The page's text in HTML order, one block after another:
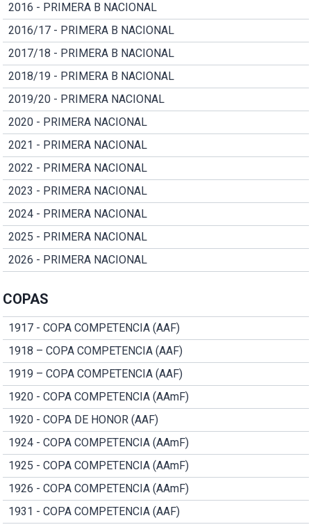
2016 - PRIMERA B NACIONAL
2016/17 - PRIMERA B NACIONAL
2017/18 - PRIMERA B NACIONAL
2018/19 - PRIMERA B NACIONAL
2019/20 - PRIMERA NACIONAL
2020 - PRIMERA NACIONAL
2021 - PRIMERA NACIONAL
2022 - PRIMERA NACIONAL
2023 - PRIMERA NACIONAL
2024 - PRIMERA NACIONAL
2025 - PRIMERA NACIONAL
2026 - PRIMERA NACIONAL
COPAS
1917 - COPA COMPETENCIA (AAF)
1918 – COPA COMPETENCIA (AAF)
1919 – COPA COMPETENCIA (AAF)
1920 - COPA COMPETENCIA (AAmF)
1920 - COPA DE HONOR (AAF)
1924 - COPA COMPETENCIA (AAmF)
1925 - COPA COMPETENCIA (AAmF)
1926 - COPA COMPETENCIA (AAmF)
1931 - COPA COMPETENCIA (AAF)